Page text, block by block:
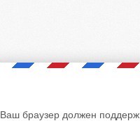
Ваш браузер должен